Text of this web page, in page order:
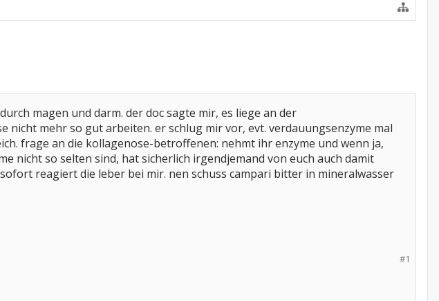
magen und darm. der doc sagte mir, es liege an der
nicht mehr so gut arbeiten. er schlug mir vor, evt. verdauungsenzyme mal
frage an die kollagenose-betroffenen: nehmt ihr enzyme und wenn ja,
nicht so selten sind, hat sicherlich irgendjemand von euch auch damit
reagiert die leber bei mir. nen schuss campari bitter in mineralwasser
#1